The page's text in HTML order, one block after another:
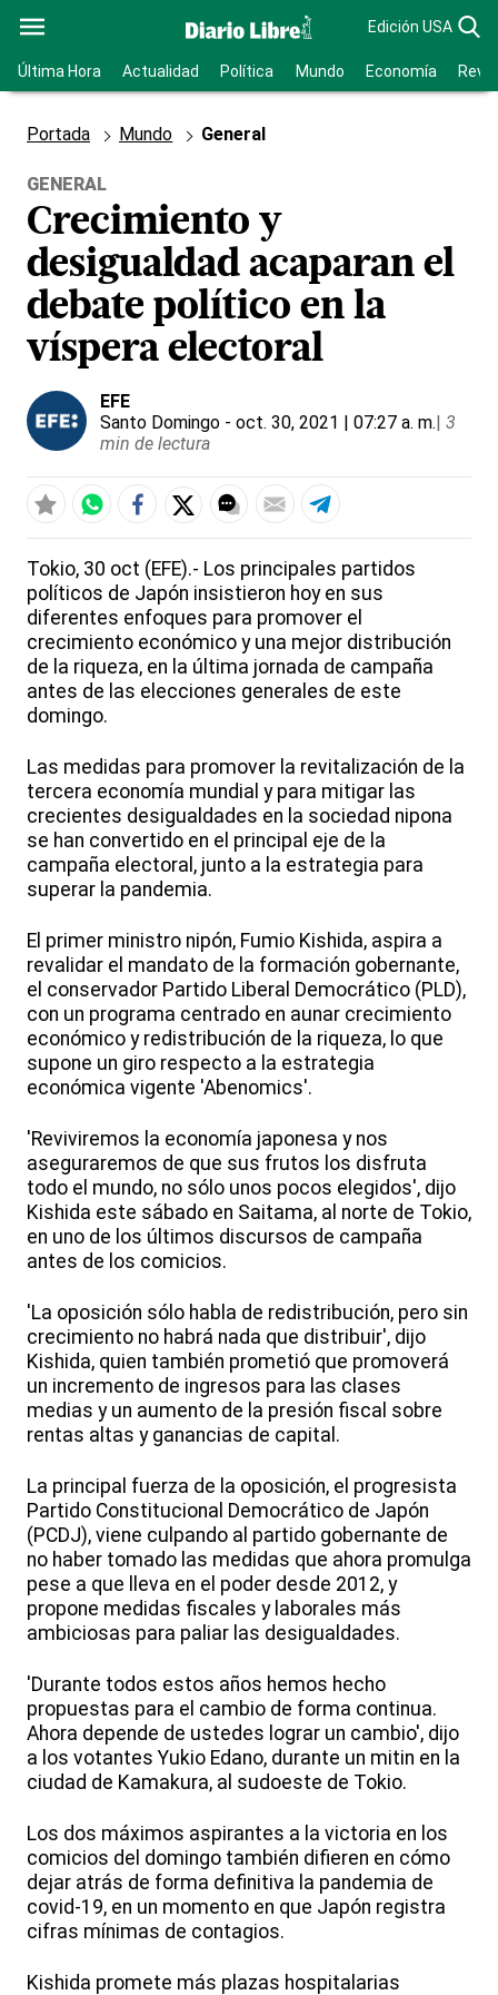
Edición USA
Última Hora Actualidad Política Mundo Economía
Portada Mundo General
GENERAL
Crecimiento y
desigualdad acaparan el
debate político en la
víspera electoral
EFE
Santo Domingo - oct. 30, 2021 | 07:27 a. m.| 3
min de lectura
Tokio, 30 oct (EFE).- Los principales partidos
políticos de Japón insistieron hoy en sus
diferentes enfoques para promover el
crecimiento económico y una mejor distribución
de la riqueza, en la última jornada de campaña
antes de las elecciones generales de este
domingo.
Las medidas para promover la revitalización de la
tercera economía mundial y para mitigar las
crecientes desigualdades en la sociedad nipona
se han convertido en el principal eje de la
campaña electoral, junto a la estrategia para
superar la pandemia.
El primer ministro nipón, Fumio Kishida, aspira a
revalidar el mandato de la formación gobernante,
el conservador Partido Liberal Democrático (PLD),
con un programa centrado en aunar crecimiento
económico y redistribución de la riqueza, lo que
supone un giro respecto a la estrategia
económica vigente 'Abenomics'.
'Reviviremos la economía japonesa y nos
aseguraremos de que sus frutos los disfruta
todo el mundo, no sólo unos pocos elegidos', dijo
Kishida este sábado en Saitama, al norte de Tokio,
en uno de los últimos discursos de campaña
antes de los comicios.
'La oposición sólo habla de redistribución, pero sin
crecimiento no habrá nada que distribuir', dijo
Kishida, quien también prometió que promoverá
un incremento de ingresos para las clases
medias y un aumento de la presión fiscal sobre
rentas altas y ganancias de capital.
La principal fuerza de la oposición, el progresista
Partido Constitucional Democrático de Japón
(PCDJ), viene culpando al partido gobernante de
no haber tomado las medidas que ahora promulga
pese a que lleva en el poder desde 2012, y
propone medidas fiscales y laborales más
ambiciosas para paliar las desigualdades.
'Durante todos estos años hemos hecho
propuestas para el cambio de forma continua.
Ahora depende de ustedes lograr un cambio', dijo
a los votantes Yukio Edano, durante un mitin en la
ciudad de Kamakura, al sudoeste de Tokio.
Los dos máximos aspirantes a la victoria en los
comicios del domingo también difieren en cómo
dejar atrás de forma definitiva la pandemia de
covid-19, en un momento en que Japón registra
cifras mínimas de contagios.
Kishida promete más plazas hospitalarias